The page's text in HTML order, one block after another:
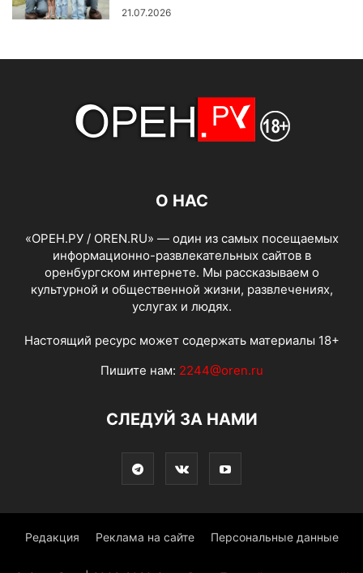
21.07.2026
О НАС
«ОРЕН.РУ / OREN.RU» — один из самых посещаемых
информационно-развлекательных сайтов в
оренбургском интернете. Мы рассказываем о
культурной и общественной жизни, развлечениях,
услугах и людях.
Настоящий ресурс может содержать материалы 18+
Пишите нам: 2244@oren.ru
СЛЕДУЙ ЗА НАМИ
Редакция Реклама на сайте Персональные данные